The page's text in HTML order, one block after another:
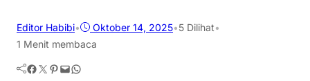
Editor Habibi• Oktober 14, 2025•5 Dilihat•
1 Menit membaca
Facebook Twitter Pinterest Mail WhatsApp